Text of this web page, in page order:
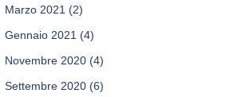
Marzo 2021 (2)
Gennaio 2021 (4)
Novembre 2020 (4)
Settembre 2020 (6)